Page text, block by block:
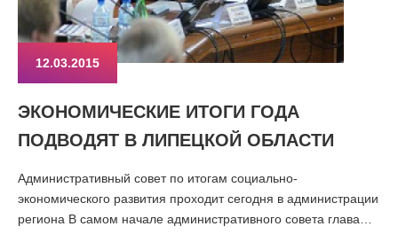
12.03.2015
ЭКОНОМИЧЕСКИЕ ИТОГИ ГОДА
ПОДВОДЯТ В ЛИПЕЦКОЙ ОБЛАСТИ
Административный совет по итогам социально-
экономического развития проходит сегодня в администрации
региона В самом начале административного совета глава